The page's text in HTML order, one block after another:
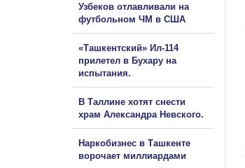
Узбеков отлавливали на
футбольном ЧМ в США
«Ташкентский» Ил-114
прилетел в Бухару на
испытания.
В Таллине хотят снести
храм Александра Невского.
Наркобизнес в Ташкенте
ворочает миллиардами